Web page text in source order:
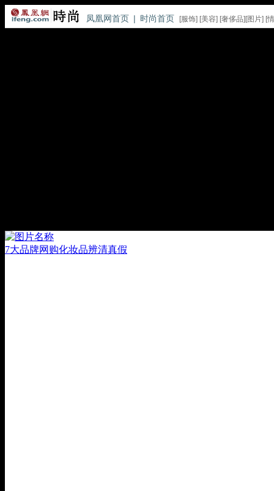
凤凰网首页 | 时尚首页 [服饰] [美容] [奢侈品][图片] [
7大品牌网购化妆品辨清真假